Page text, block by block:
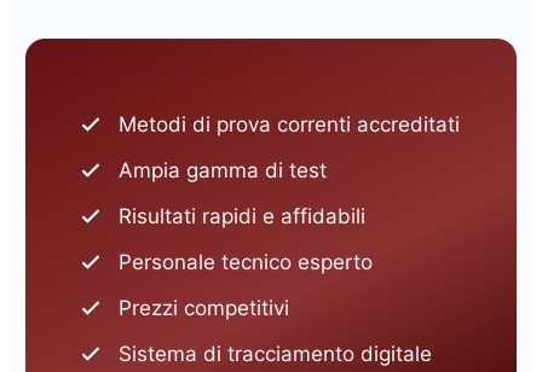
Metodi di prova correnti accreditati
Ampia gamma di test
Risultati rapidi e affidabili
Personale tecnico esperto
Prezzi competitivi
Sistema di tracciamento digitale